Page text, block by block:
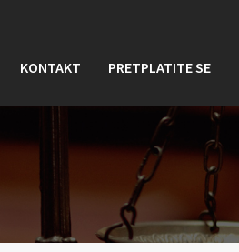
KONTAKT PRETPLATITE SE